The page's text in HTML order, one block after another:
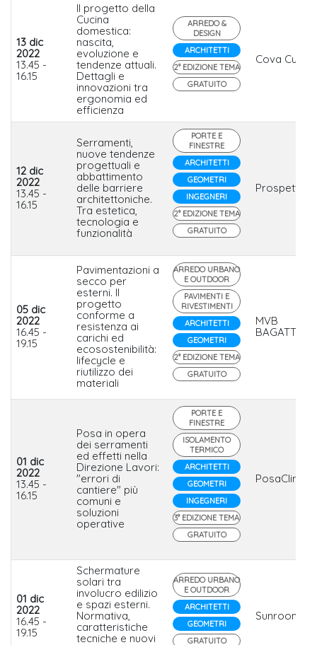
13 dic
2022
13.45 -
16.15
Il progetto della
Cucina
domestica:
nascita,
evoluzione e
tendenze attuali.
Dettagli e
innovazioni tra
ergonomia ed
efficienza
ARREDO &
DESIGN
ARCHITETTI
2° EDIZIONE TEMA
GRATUITO
Cova Cucine
12 dic
2022
13.45 -
16.15
Serramenti,
nuove tendenze
progettuali e
abbattimento
delle barriere
architettoniche.
Tra estetica,
tecnologia e
funzionalità
PORTE E
FINESTRE
ARCHITETTI
GEOMETRI
INGEGNERI
2° EDIZIONE TEMA
GRATUITO
Prospettico
05 dic
2022
16.45 -
19.15
Pavimentazioni a
secco per
esterni. Il
progetto
conforme a
resistenza ai
carichi ed
ecosostenibilità:
lifecycle e
riutilizzo dei
materiali
ARREDO URBANO
E OUTDOOR
PAVIMENTI E
RIVESTIMENTI
ARCHITETTI
GEOMETRI
2° EDIZIONE TEMA
GRATUITO
MVB
BAGATTINI
01 dic
2022
13.45 -
16.15
Posa in opera
dei serramenti
ed effetti nella
Direzione Lavori:
"errori di
cantiere" più
comuni e
soluzioni
operative
PORTE E
FINESTRE
ISOLAMENTO
TERMICO
ARCHITETTI
GEOMETRI
INGEGNERI
3° EDIZIONE TEMA
GRATUITO
PosaClima
01 dic
2022
16.45 -
19.15
Schermature
solari tra
involucro edilizio
e spazi esterni.
Normativa,
caratteristiche
tecniche e nuovi
ARREDO URBANO
E OUTDOOR
ARCHITETTI
GEOMETRI
GRATUITO
Sunroom